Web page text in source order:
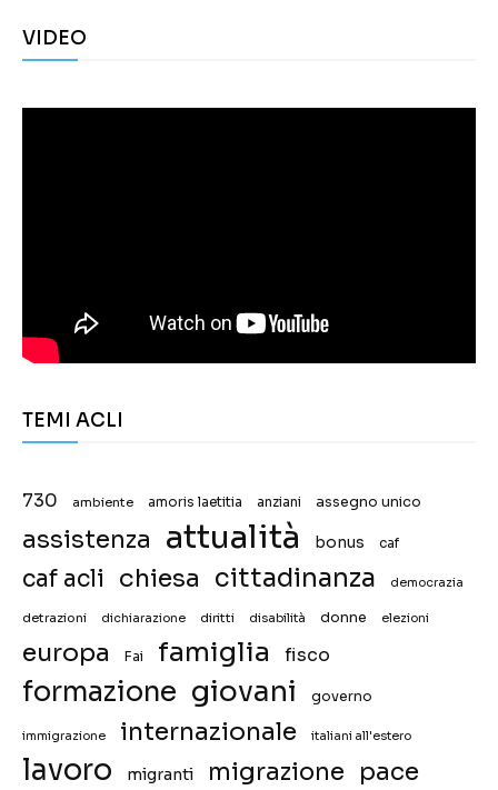
VIDEO
TEMI ACLI
730 ambiente amoris laetitia anziani assegno unico
assistenza attualità bonus caf
caf acli chiesa cittadinanza democrazia
detrazioni dichiarazione diritti disabilità donne elezioni
europa Fai famiglia fisco
formazione giovani governo
immigrazione internazionale italiani all'estero
lavoro migranti migrazione pace